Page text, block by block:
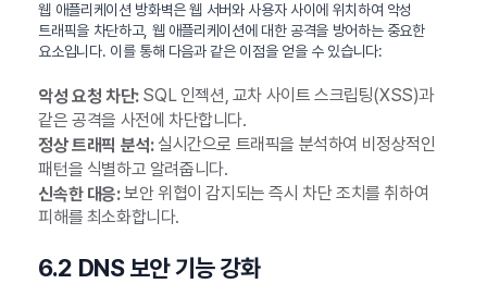
웹 애플리케이션 방화벽은 웹 서버와 사용자 사이에 위치하여 악성
트래픽을 차단하고, 웹 애플리케이션에 대한 공격을 방어하는 중요한
요소입니다. 이를 통해 다음과 같은 이점을 얻을 수 있습니다:
악성 요청 차단:SQL 인젝션, 교차 사이트 스크립팅(XSS)과
같은 공격을 사전에 차단합니다.
정상 트래픽 분석:실시간으로 트래픽을 분석하여 비정상적인
패턴을 식별하고 알려줍니다.
신속한 대응:보안 위협이 감지되는 즉시 차단 조치를 취하여
피해를 최소화합니다.
6.2 DNS 보안 기능 강화